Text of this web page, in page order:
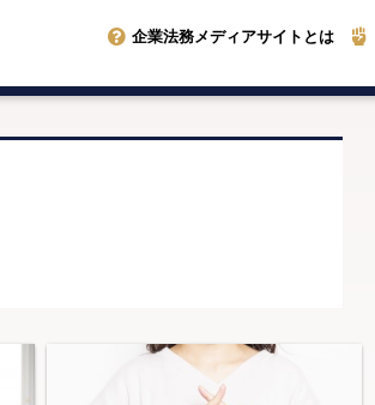
企業法務メディアサイトとは